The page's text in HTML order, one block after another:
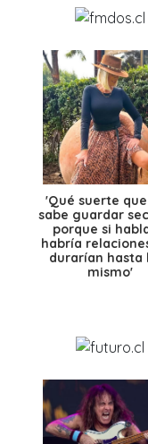
'Qué suerte
sabe guardar
porque si
habría
durarían hasta
mismo'